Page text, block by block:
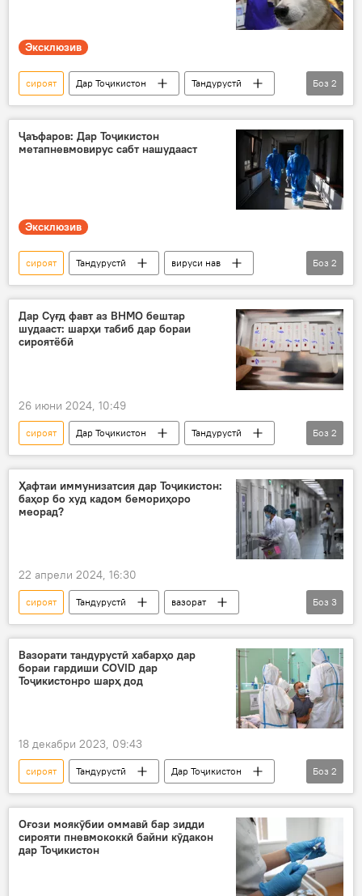
Эксклюзив
сироят Дар Тоҷикистон
Тандурустӣ
бемор
ҳайвонот
Боз 2
Ҷаъфаров: Дар Тоҷикистон
метапневмовирус сабт нашудааст
Эксклюзив
сироят Тандурустӣ
вируси нав
сабт
Дар Тоҷикистон
Боз 2
Дар Суғд фавт аз ВНМО бештар
шудааст: шарҳи табиб дар бораи
сироятёбӣ
26 июни 2024, 10:49
сироят Дар Тоҷикистон
Тандурустӣ
ВИЧ
Суғд
Боз 2
Ҳафтаи иммунизатсия дар Тоҷикистон:
баҳор бо худ кадом бемориҳоро
меорад?
22 апрели 2024, 16:30
сироят Тандурустӣ
вазорат
ҳифз
иҷтимоӣ
Дар Тоҷикистон
Боз 3
Вазорати тандурустӣ хабарҳо дар
бораи гардиши COVID дар
Тоҷикистонро шарҳ дод
18 декабри 2023, 09:43
сироят Тандурустӣ
Дар Тоҷикистон
коронавирус
Вазорати тандурустӣ
Боз 2
Оғози моякӯбии оммавӣ бар зидди
сирояти пневмококкӣ байни кӯдакон
дар Тоҷикистон